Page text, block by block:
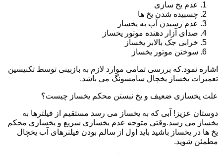
عدم یخ سازی
چسبیده شدن یخ ها
عدم رسیدن آب به یخساز
صدای آزار دهنده موتور یخساز
خرابی جک بالابر یخساز
سوختن موتور یخساز
اشاره نمود.که بررسی تمامی موارد لازم به بازبینی توسط تکنیسین
تعمیرات یخساز یخچال سامسونگ می باشد.
علت یخسازی ضعیف و یخ نبستن محکم یخساز چیست؟
دوستان عزیز! آبی که به یخساز می رسد مستقیم از فیلترها به
یخساز می رسد.وقتی متوجه عدم یخسازی سریع و یخسازی محکم
یخ ها در یخساز باشید باید اول از سالم بودن فیلترهای آب یخچال
مطمئن شوید.